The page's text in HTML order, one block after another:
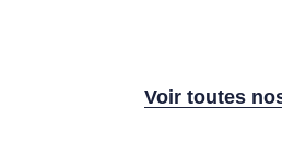
Voir toutes